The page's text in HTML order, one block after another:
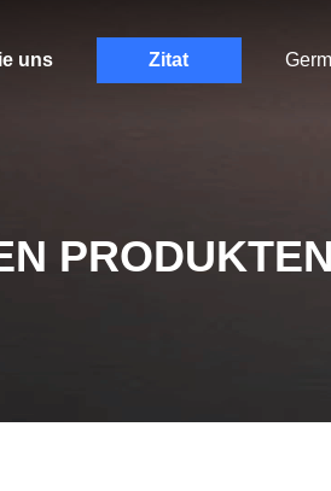
uns Zitat
PRODUKTEN